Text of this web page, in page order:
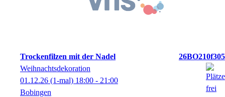
Trockenfilzen mit der Nadel
26BO210f305
Weihnachtsdekoration
01.12.26 (1-mal) 18:00 - 21:00
Bobingen